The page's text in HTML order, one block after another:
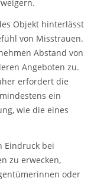
Objekt hinterlässt
von Misstrauen.
Abstand von
Angeboten zu.
erfordert die
ein
wie die eines
Eindruck bei
zu erwecken,
oder